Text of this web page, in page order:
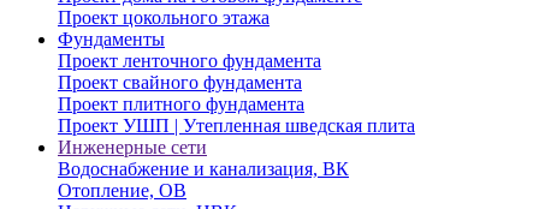
Проект цокольного этажа
Фундаменты
Проект ленточного фундамента
Проект свайного фундамента
Проект плитного фундамента
Проект УШП | Утепленная шведская плита
Инженерные сети
Водоснабжение и канализация, ВК
Отопление, ОВ